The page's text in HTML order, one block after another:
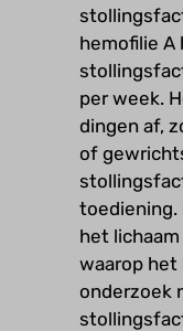
hemofilie
per week.
dingen af,
of
toediening.
het
waarop het
onderzoek